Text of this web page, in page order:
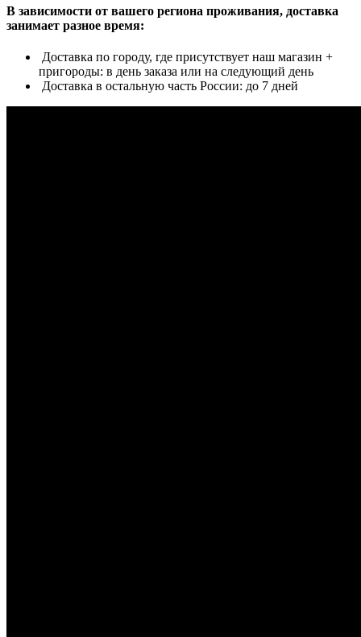
В зависимости от вашего региона проживания, доставка
занимает разное время:
Доставка по городу, где присутствует наш магазин +
пригороды: в день заказа или на следующий день
Доставка в остальную часть России: до 7 дней